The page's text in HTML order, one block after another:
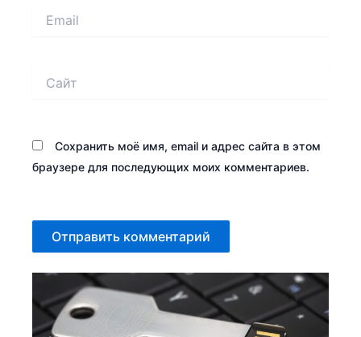
Сохранить моё имя, email и адрес сайта в этом
браузере для последующих моих комментариев.